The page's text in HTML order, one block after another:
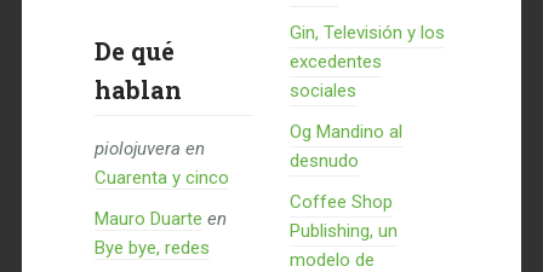
De qué
hablan
piolojuvera en
Cuarenta y cinco
Mauro Duarte en
Bye bye, redes
Gin, Televisión y los
excedentes
sociales
Og Mandino al
desnudo
Coffee Shop
Publishing, un
modelo de